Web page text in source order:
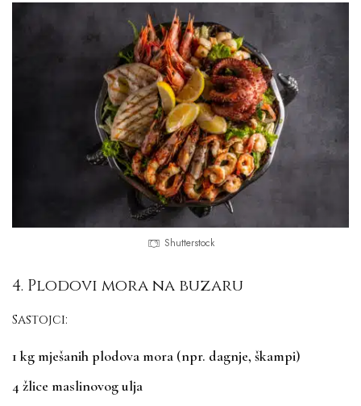
Shutterstock
4. Plodovi mora na buzaru
Sastojci:
1 kg mješanih plodova mora (npr. dagnje, škampi)
4 žlice maslinovog ulja